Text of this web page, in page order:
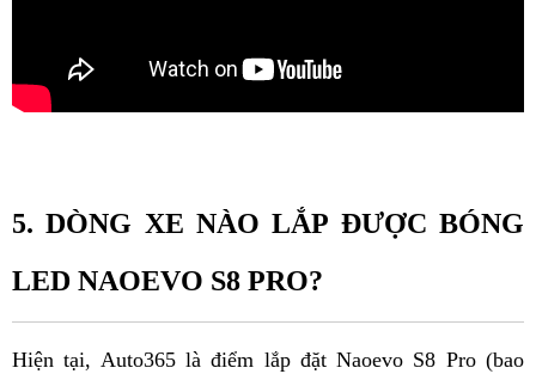
5. DÒNG XE NÀO LẮP ĐƯỢC BÓNG
LED NAOEVO S8 PRO?
Hiện tại, Auto365 là điểm lắp đặt Naoevo S8 Pro (bao